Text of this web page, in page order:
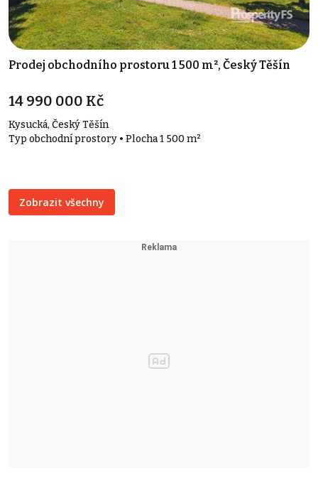
Prodej obchodního prostoru 1 500 m², Český Těšín
14 990 000 Kč
Kysucká, Český Těšín
Typ obchodní prostory • Plocha 1 500 m²
Zobrazit všechny